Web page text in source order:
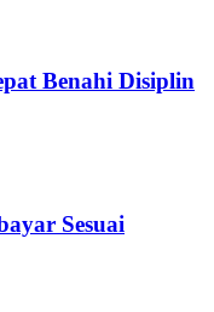
Benahi Disiplin
Sesuai